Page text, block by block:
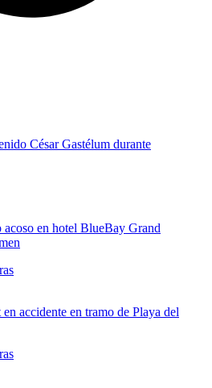
César Gastélum durante
acoso en hotel BlueBay Grand
accidente en tramo de Playa del